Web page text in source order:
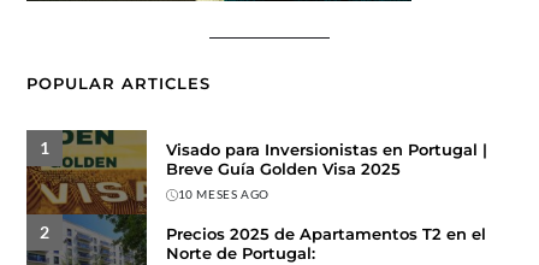
POPULAR ARTICLES
1
Visado para Inversionistas en Portugal |
Breve Guía Golden Visa 2025
10 MESES AGO
2
Precios 2025 de Apartamentos T2 en el
Norte de Portugal: